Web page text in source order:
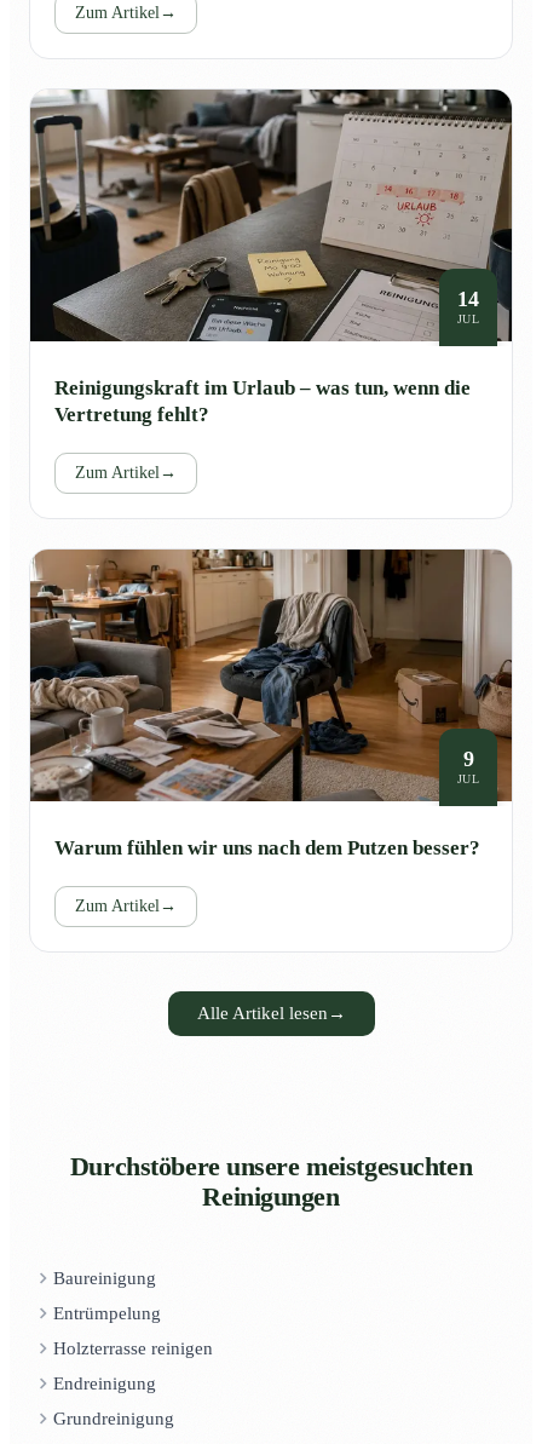
Zum Artikel →
14
JUL
Reinigungskraft im Urlaub – was tun, wenn die
Vertretung fehlt?
Zum Artikel →
9
JUL
Warum fühlen wir uns nach dem Putzen besser?
Zum Artikel →
Alle Artikel lesen →
Durchstöbere unsere meistgesuchten
Reinigungen
Baureinigung
Entrümpelung
Holzterrasse reinigen
Endreinigung
Grundreinigung